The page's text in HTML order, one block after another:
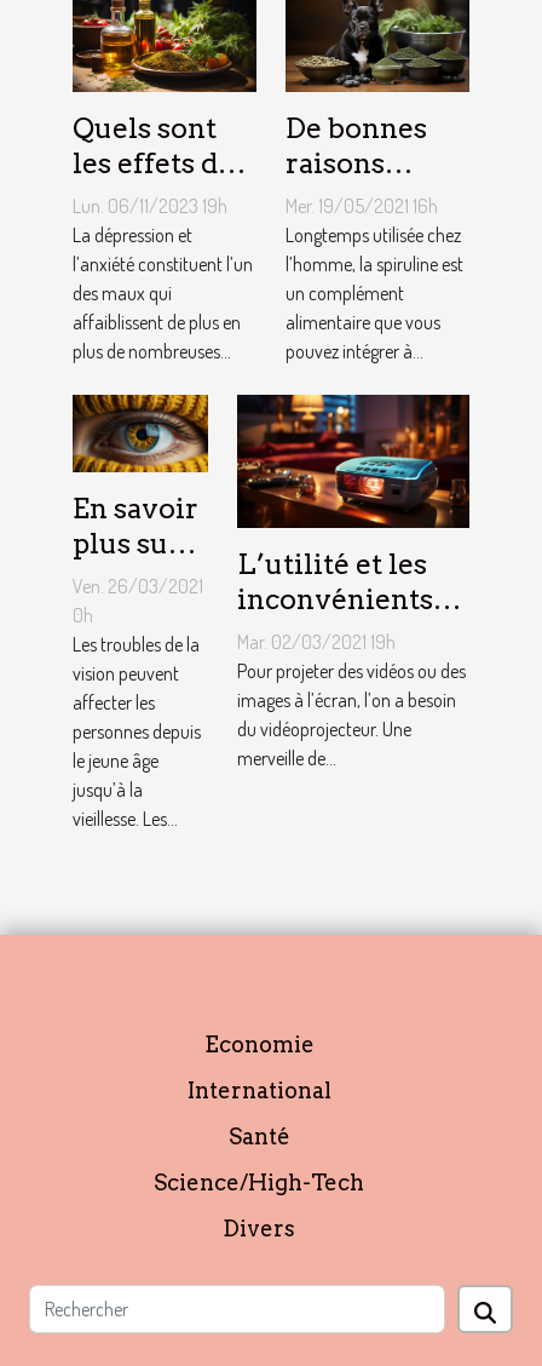
Quels sont
les effets du
CBD ?
Lun. 06/11/2023 19h
La dépression et
l’anxiété constituent l’un
des maux qui
affaiblissent de plus en
plus de nombreuses...
De bonnes
raisons
d’opter pour
la spiruline
pour
animaux
domestiques
Mer. 19/05/2021 16h
Longtemps utilisée chez
l’homme, la spiruline est
un complément
alimentaire que vous
pouvez intégrer à...
En savoir
plus sur
les
troubles
de la
vision ?
Ven. 26/03/2021
0h
Les troubles de la
vision peuvent
affecter les
personnes depuis
le jeune âge
jusqu’à la
vieillesse. Les...
L’utilité et les
inconvénients
des
vidéoprojecteurs
LED
Mar. 02/03/2021 19h
Pour projeter des vidéos ou des
images à l’écran, l’on a besoin
du vidéoprojecteur. Une
merveille de...
Economie
International
Santé
Science/High-Tech
Divers